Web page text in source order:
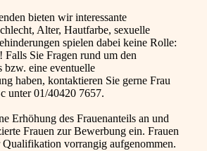
bieten wir interessante
Alter, Hautfarbe, sexuelle
spielen dabei keine Rolle:
Sie Fragen rund um den
bzw. eine eventuelle
haben, kontaktieren Sie gerne Frau
unter 01/40420 7657.
Erhöhung des Frauenanteils an und
Frauen zur Bewerbung ein. Frauen
vorrangig aufgenommen.